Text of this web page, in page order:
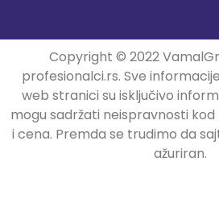
Copyright © 2022
profesionalci.rs. Sve
web stranici su isključivo
mogu sadržati neispravnosti
i cena. Premda se trudimo da
ažuriran.